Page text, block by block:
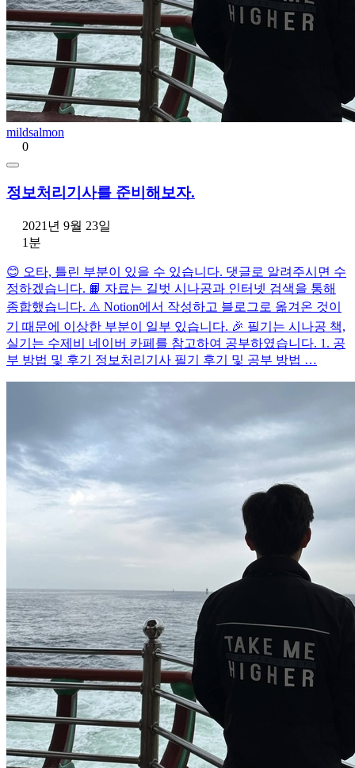
mildsalmon
0
정보처리기사를 준비해보자.
2021년 9월 23일
1분
😊 오타, 틀린 부분이 있을 수 있습니다. 댓글로 알려주시면 수
정하겠습니다. 📙 자료는 길벗 시나공과 인터넷 검색을 통해
종합했습니다. ⚠️ Notion에서 작성하고 블로그로 옮겨온 것이
기 때문에 이상한 부분이 일부 있습니다. 🎉 필기는 시나공 책,
실기는 수제비 네이버 카페를 참고하여 공부하였습니다. 1. 공
부 방법 및 후기 정보처리기사 필기 후기 및 공부 방법 …